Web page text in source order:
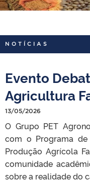
INTERNACIONAL
PORTARIAS
NOTÍCIAS
Evento
Agricultura
13/05/2026
O Grupo PET
com o Programa de
Produção Agrícola
comunidade
sobre a realidade do